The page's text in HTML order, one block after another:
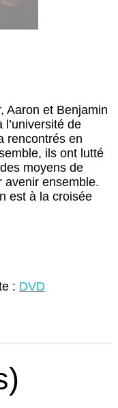
Aaron et Benjamin
de
rencontrés en
ils ont lutté
moyens de
avenir ensemble.
est à la croisée
: DVD